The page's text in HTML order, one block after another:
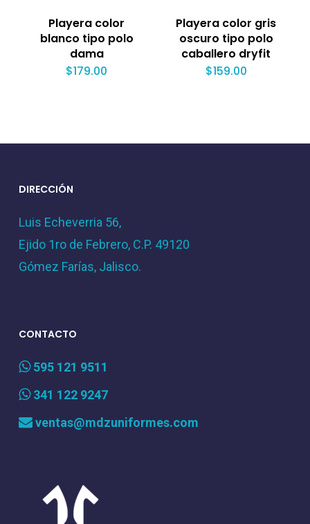
Playera color
blanco tipo polo
dama
$179.00
Playera color gris
oscuro tipo polo
caballero dryfit
$159.00
DIRECCIÓN
Luis Echeverria 56,
Ejido 1ro de Febrero, C.P. 49120
Gómez Farías, Jalisco.
CONTACTO
595 121 9511
341 122 9247
ventas@mdzuniformes.com